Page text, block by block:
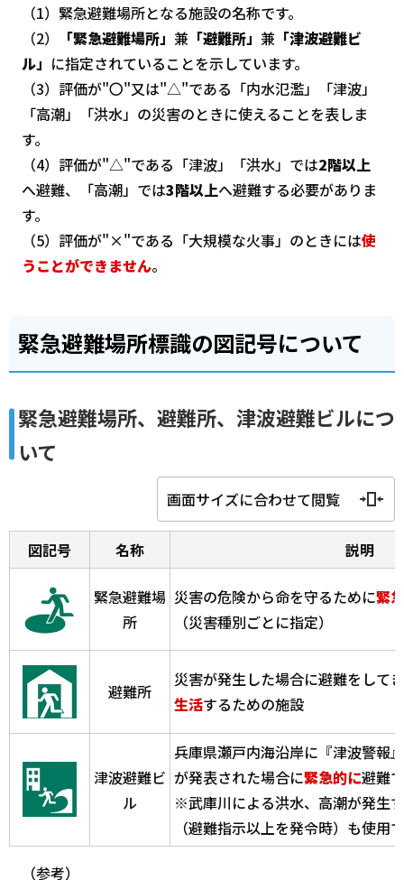
（1）緊急避難場所となる施設の名称です。
（2）
「緊急避難場所」 兼 「避難所」 兼 「津波避難ビ
ル」 に指定されていることを示しています。
（3）評価が"〇"又は"△"である「内水氾濫」「津波」
「高潮」「洪水」の災害のときに使えることを表しま
す。
（4）評価が"△"である「津波」「洪水」では2階以上
へ避難、「高潮」では3階以上へ避難する必要がありま
す。
（5）評価が"×"である「大規模な火事」のときには使
うことができません。
緊急避難場所標識の図記号について
緊急避難場所、避難所、津波避難ビルにつ
いて
画面サイズに合わせて閲覧
図記号 名称 説明
緊急避難場
所
災害の危険から命を守るために緊
（災害種別ごとに指定）
避難所
災害が発生した場合に避難をして
生活するための施設
津波避難ビ
ル
兵庫県瀬戸内海沿岸に『津波警報
が発表された場合に緊急的に避難
※武庫川による洪水、高潮が発生
（避難指示以上を発令時）も使用
（参考）